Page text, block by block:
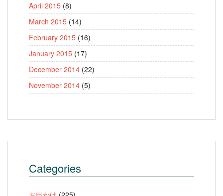
April 2015 (8)
March 2015 (14)
February 2015 (16)
January 2015 (17)
December 2014 (22)
November 2014 (5)
Categories